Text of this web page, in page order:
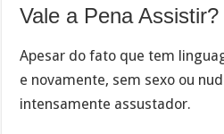
Vale a Pena Assistir?
Apesar do fato que tem
e novamente, sem sexo ou
intensamente assustador.